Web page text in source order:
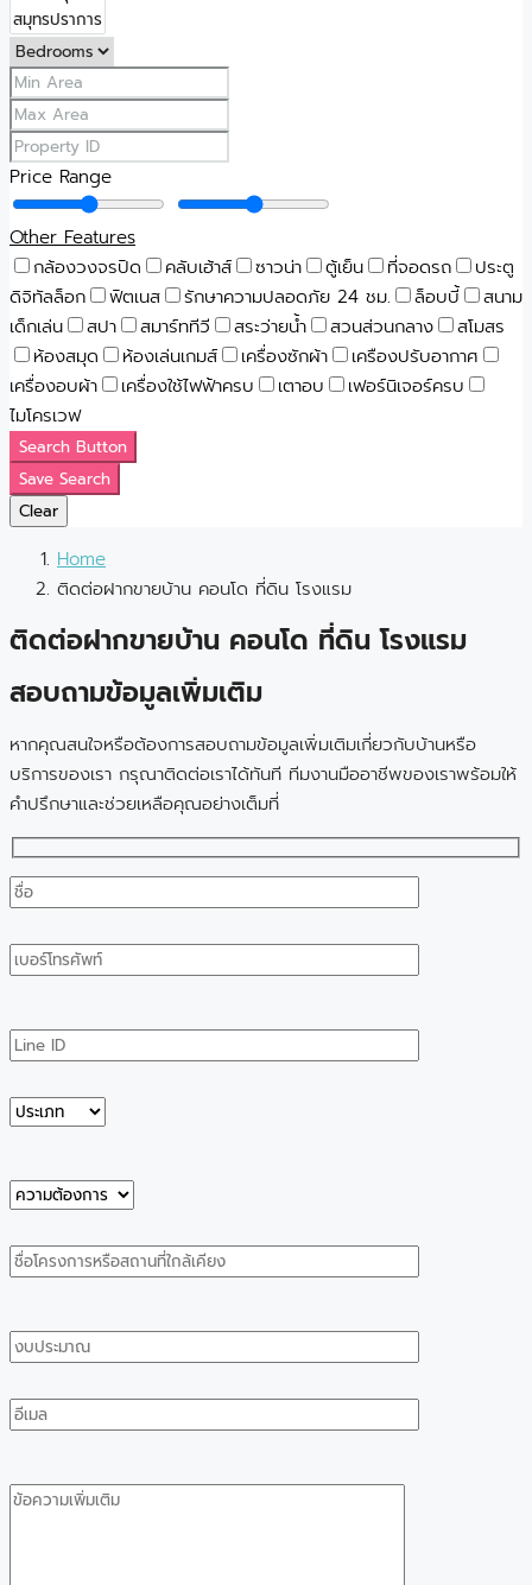
Price Range
Other Features
กล้องวงจรปิด
คลับเฮ้าส์ ซาวน่า ตู้เย็น ที่จอดรถ
ประตู
ดิจิทัลล็อก
ฟิตเนส รักษาความปลอดภัย 24 ชม. ล็อบบี้
สนาม
เด็กเล่น
สปา สมาร์ททีวี สระว่ายน้ำ สวนส่วนกลาง
สโมสร
ห้องสมุด
ห้องเล่นเกมส์ เครื่องซักผ้า
เครืองปรับอากาศ
เครื่องอบผ้า
เครื่องใช้ไฟฟ้าครบ เตาอบ
เฟอร์นิเจอร์ครบ
ไมโครเวฟ
Search Button
Save Search
Clear
Home
ติดต่อฝากขายบ้าน คอนโด ที่ดิน โรงแรม
ติดต่อฝากขายบ้าน คอนโด ที่ดิน โรงแรม
สอบถามข้อมูลเพิ่มเติม
หากคุณสนใจหรือต้องการสอบถามข้อมูลเพิ่มเติมเกี่ยวกับบ้านหรือ
บริการของเรา กรุณาติดต่อเราได้ทันที ทีมงานมืออาชีพของเราพร้อมให้
คำปรึกษาและช่วยเหลือคุณอย่างเต็มที่